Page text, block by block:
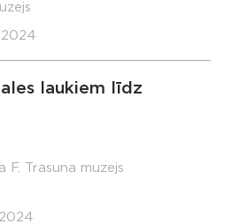
laukiem līdz
F. Trasuna muzejs